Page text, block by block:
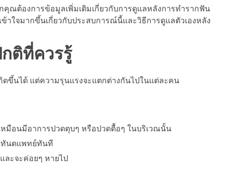
ณต้องการข้อมูลเพิ่มเติมเกี่ยวกับการดูแลหลังการทำรากฟัน
าใจมากขึ้นเกี่ยวกับประสบการณ์นี้และวิธีการดูแลตัวเองหลัง
ติที่ควรรู้
ดขึ้นได้ แต่ความรุนแรงจะแตกต่างกันไปในแต่ละคน
มือนมีอาการปวดตุบๆ หรือปวดตื้อๆ ในบริเวณนั้น
ทันตแพทย์ทันที
ละจะค่อยๆ หายไป